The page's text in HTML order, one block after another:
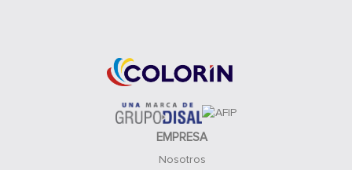
EMPRESA
Nosotros